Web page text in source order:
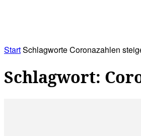
StartSchlagworteCoronazahlen
Schlagwort: